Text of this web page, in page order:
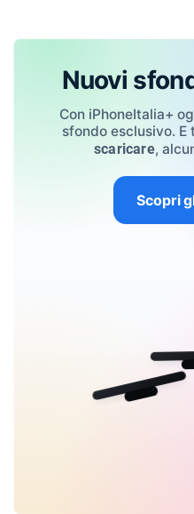
Nuovi
Con iPhoneItalia+
sfondo esclusivo.
scaricare,
Scopri